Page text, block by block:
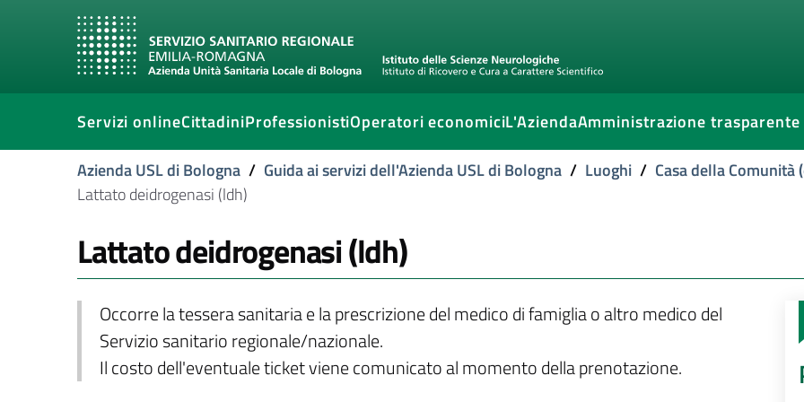
Servizi onlineCittadiniProfessionistiOperatori economiciL'AziendaAmministrazione trasparente
Azienda USL di Bologna / Guida ai servizi dell'Azienda USL di Bologna / Luoghi / Casa della Comunità
Lattato deidrogenasi (ldh)
Lattato deidrogenasi (ldh)
Occorre la tessera sanitaria e la prescrizione del medico di famiglia o altro medico del
Servizio sanitario regionale/nazionale.
Il costo dell'eventuale ticket viene comunicato al momento della prenotazione.